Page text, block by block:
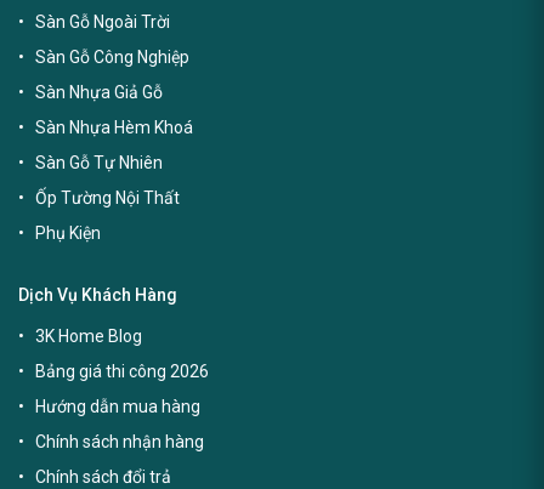
Sàn Gỗ Ngoài Trời
Sàn Gỗ Công Nghiệp
Sàn Nhựa Giả Gỗ
Sàn Nhựa Hèm Khoá
Sàn Gỗ Tự Nhiên
Ốp Tường Nội Thất
Phụ Kiện
Dịch Vụ Khách Hàng
3K Home Blog
Bảng giá thi công 2026
Hướng dẫn mua hàng
Chính sách nhận hàng
Chính sách đổi trả